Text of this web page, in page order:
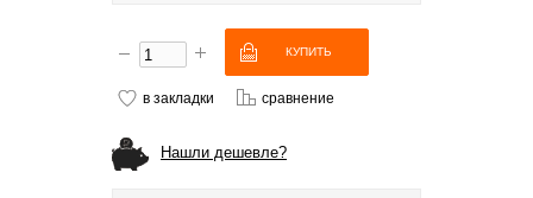
в закладки сравнение
Нашли дешевле?